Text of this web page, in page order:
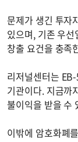
문제가 생긴 투자
있으며, 기존 우
창출 요건을 충족
리저널센터는
기관이다. 지금까
불이익을 받을 수
이밖에 암호화폐